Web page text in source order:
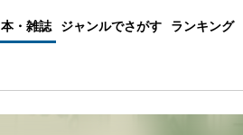
本・雑誌 ジャンルでさがす ランキング